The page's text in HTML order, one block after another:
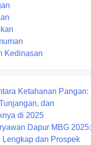
Kedinasan
Ketahanan Pangan:
dan
di 2025
Dapur MBG 2025:
Lengkap dan Prospek